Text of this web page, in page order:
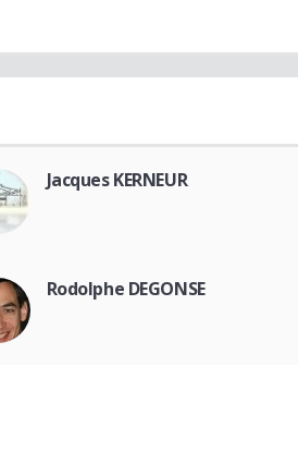
Jacques KERNEUR
Rodolphe DEGONSE